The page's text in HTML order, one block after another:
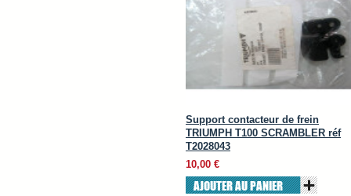
Support contacteur de frein
TRIUMPH T100 SCRAMBLER réf
T2028043
10,00 €
AJOUTER AU PANIER